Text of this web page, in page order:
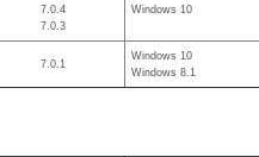
7.0.4
7.0.3
Windows 10
7.0.1
Windows 10
Windows 8.1